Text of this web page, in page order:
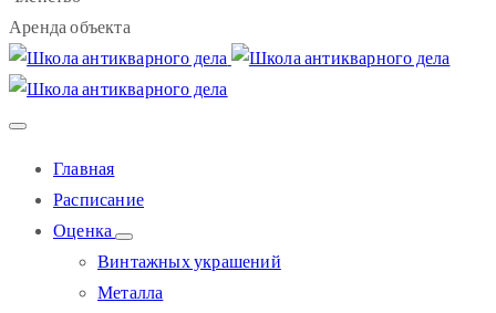
Аренда объекта
Главная
Расписание
Оценка
Винтажных украшений
Металла